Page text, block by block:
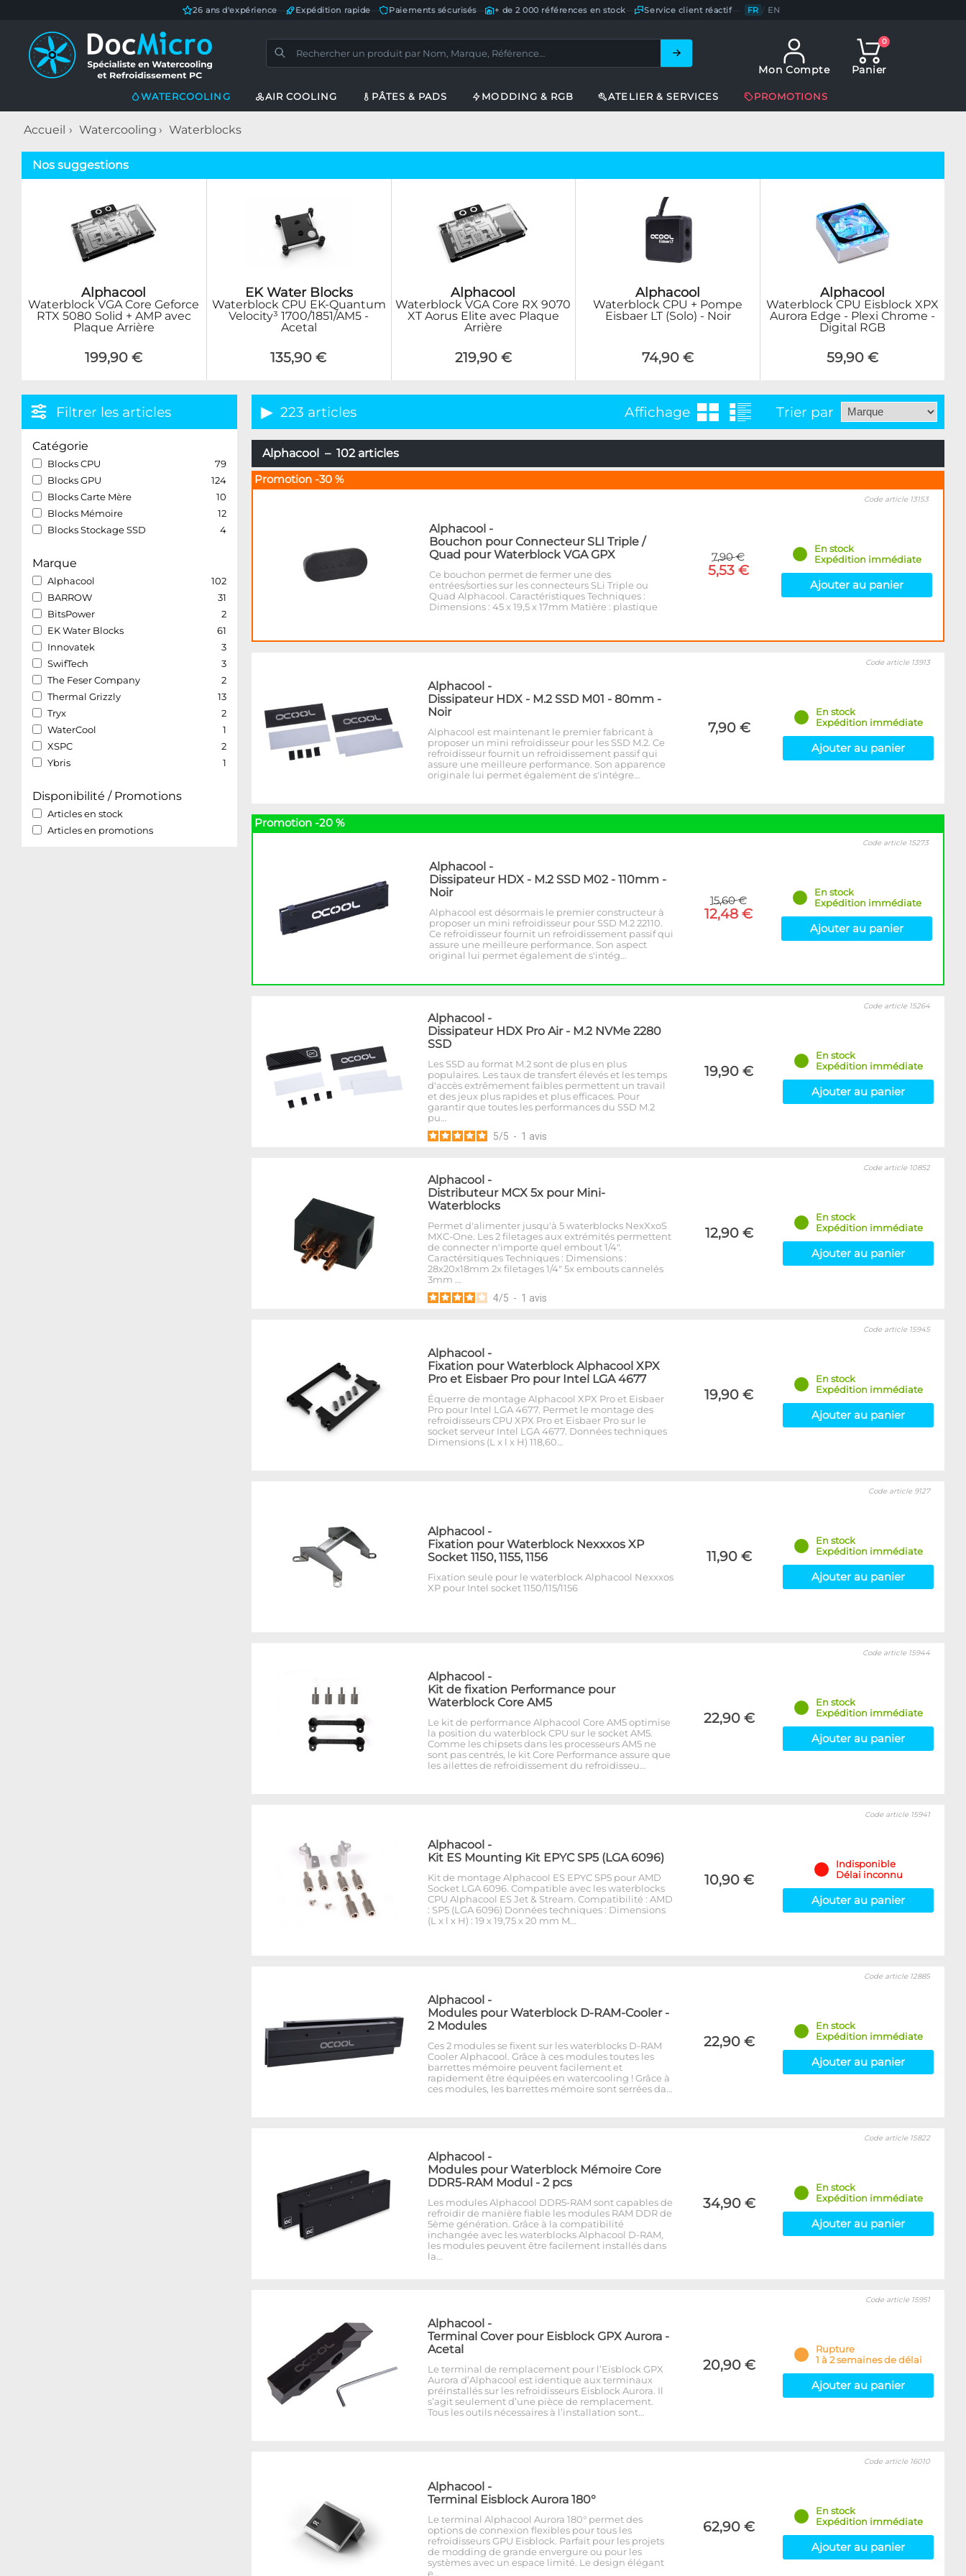
26 ans d'expérience Expédition rapide Paiements sécurisés— + de 2 000 références en stock Service client réactif— FR / EN
Mon Compte
0
Panier
WATERCOOLING AIR COOLING PÂTES & PADS MODDING & RGB ATELIER & SERVICES PROMOTIONS
Accueil Watercooling Waterblocks
Nos suggestions
Alphacool
Waterblock VGA Core Geforce
RTX 5080 Solid + AMP avec
Plaque Arrière
199,90 €
EK Water Blocks
Waterblock CPU EK-Quantum
Velocity³ 1700/1851/AM5 -
Acetal
135,90 €
Alphacool
Waterblock VGA Core RX 9070
XT Aorus Elite avec Plaque
Arrière
219,90 €
Alphacool
Waterblock CPU + Pompe
Eisbaer LT (Solo) - Noir
74,90 €
Alphacool
Waterblock CPU Eisblock XPX
Aurora Edge - Plexi Chrome -
Digital RGB
59,90 €
Filtrer les articles
Catégorie
Blocks CPU
79
Blocks GPU
124
Blocks Carte Mère
10
Blocks Mémoire
12
Blocks Stockage SSD
4
Marque
Alphacool
102
BARROW
31
BitsPower
2
EK Water Blocks
61
Innovatek
3
SwifTech
3
The Feser Company
2
Thermal Grizzly
13
Tryx
2
WaterCool
1
XSPC
2
Ybris
1
Disponibilité / Promotions
Articles en stock
Articles en promotions
223 articles Affichage Trier par
Alphacool – 102 articles
Promotion -30 %
Alphacool -
Bouchon pour Connecteur SLI Triple /
Quad pour Waterblock VGA GPX
Ce bouchon permet de fermer une des
entrées/sorties sur les connecteurs SLi Triple ou
Quad Alphacool. Caractéristiques Techniques :
Dimensions : 45 x 19,5 x 17mm Matière : plastique
7,90 €
5,53 €
Code article 13153
En stock
Expédition immédiate
Ajouter au panier
Alphacool -
Dissipateur HDX - M.2 SSD M01 - 80mm -
Noir
Alphacool est maintenant le premier fabricant à
proposer un mini refroidisseur pour les SSD M.2. Ce
refroidisseur fournit un refroidissement passif qui
assure une meilleure performance. Son apparence
originale lui permet également de s'intégre…
7,90 €
Code article 13913
En stock
Expédition immédiate
Ajouter au panier
Promotion -20 %
Alphacool -
Dissipateur HDX - M.2 SSD M02 - 110mm -
Noir
Alphacool est désormais le premier constructeur à
proposer un mini refroidisseur pour SSD M.2 22110.
Ce refroidisseur fournit un refroidissement passif qui
assure une meilleure performance. Son aspect
original lui permet également de s'intég…
15,60 €
12,48 €
Code article 15273
En stock
Expédition immédiate
Ajouter au panier
Alphacool -
Dissipateur HDX Pro Air - M.2 NVMe 2280
SSD
Les SSD au format M.2 sont de plus en plus
populaires. Les taux de transfert élevés et les temps
d'accès extrêmement faibles permettent un travail
et des jeux plus rapides et plus efficaces. Pour
garantir que toutes les performances du SSD M.2
pu…
5/5 - 1 avis
19,90 €
Code article 15264
En stock
Expédition immédiate
Ajouter au panier
Alphacool -
Distributeur MCX 5x pour Mini-
Waterblocks
Permet d'alimenter jusqu'à 5 waterblocks NexXxoS
MXC-One. Les 2 filetages aux extrémités permettent
de connecter n'importe quel embout 1/4".
Caractérsitiques Techniques : Dimensions :
28x20x18mm 2x filetages 1/4" 5x embouts cannelés
3mm …
4/5 - 1 avis
12,90 €
Code article 10852
En stock
Expédition immédiate
Ajouter au panier
Alphacool -
Fixation pour Waterblock Alphacool XPX
Pro et Eisbaer Pro pour Intel LGA 4677
Équerre de montage Alphacool XPX Pro et Eisbaer
Pro pour Intel LGA 4677. Permet le montage des
refroidisseurs CPU XPX Pro et Eisbaer Pro sur le
socket serveur Intel LGA 4677. Données techniques
Dimensions (L x l x H) 118,60…
19,90 €
Code article 15945
En stock
Expédition immédiate
Ajouter au panier
Alphacool -
Fixation pour Waterblock Nexxxos XP
Socket 1150, 1155, 1156
Fixation seule pour le waterblock Alphacool Nexxxos
XP pour Intel socket 1150/115/1156
11,90 €
Code article 9127
En stock
Expédition immédiate
Ajouter au panier
Alphacool -
Kit de fixation Performance pour
Waterblock Core AM5
Le kit de performance Alphacool Core AM5 optimise
la position du waterblock CPU sur le socket AM5.
Comme les chipsets dans les processeurs AM5 ne
sont pas centrés, le kit Core Performance assure que
les ailettes de refroidissement du refroidisseu…
22,90 €
Code article 15944
En stock
Expédition immédiate
Ajouter au panier
Alphacool -
Kit ES Mounting Kit EPYC SP5 (LGA 6096)
Kit de montage Alphacool ES EPYC SP5 pour AMD
Socket LGA 6096. Compatible avec les waterblocks
CPU Alphacool ES Jet & Stream. Compatibilité : AMD
: SP5 (LGA 6096) Données techniques : Dimensions
(L x l x H) : 19 x 19,75 x 20 mm M…
10,90 €
Code article 15941
Indisponible
Délai inconnu
Ajouter au panier
Alphacool -
Modules pour Waterblock D-RAM-Cooler -
2 Modules
Ces 2 modules se fixent sur les waterblocks D-RAM
Cooler Alphacool. Grâce à ces modules toutes les
barrettes mémoire peuvent facilement et
rapidement être équipées en watercooling ! Grâce à
ces modules, les barrettes mémoire sont serrées da…
22,90 €
Code article 12885
En stock
Expédition immédiate
Ajouter au panier
Alphacool -
Modules pour Waterblock Mémoire Core
DDR5-RAM Modul - 2 pcs
Les modules Alphacool DDR5-RAM sont capables de
refroidir de manière fiable les modules RAM DDR de
5ème génération. Grâce à la compatibilité
inchangée avec les waterblocks Alphacool D-RAM,
les modules peuvent être facilement installés dans
la…
34,90 €
Code article 15822
En stock
Expédition immédiate
Ajouter au panier
Alphacool -
Terminal Cover pour Eisblock GPX Aurora -
Acetal
Le terminal de remplacement pour l’Eisblock GPX
Aurora d’Alphacool est identique aux terminaux
préinstallés sur les refroidisseurs Eisblock Aurora. Il
s’agit seulement d’une pièce de remplacement.
Tous les outils nécessaires à l’installation sont…
20,90 €
Code article 15951
Rupture
1 à 2 semaines de délai
Ajouter au panier
Alphacool -
Terminal Eisblock Aurora 180°
Le terminal Alphacool Aurora 180° permet des
options de connexion flexibles pour tous les
refroidisseurs GPU Eisblock. Parfait pour les projets
de modding de grande envergure ou pour les
systèmes avec un espace limité. Le design élégant
e…
62,90 €
Code article 16010
En stock
Expédition immédiate
Ajouter au panier